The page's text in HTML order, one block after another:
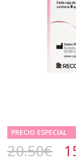
PRECIO ESPECIAL
20.50€